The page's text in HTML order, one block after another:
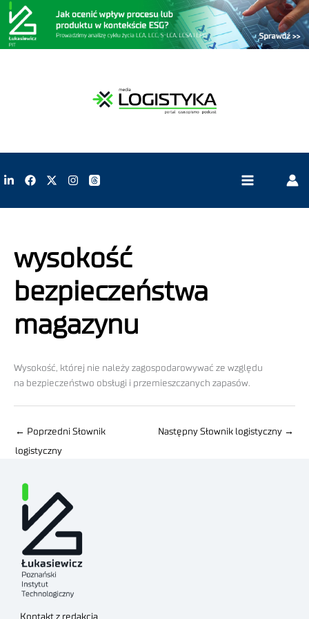
wysokość
bezpieczeństwa
magazynu
Wysokość, której nie należy zagospodarowywać ze względu
na bezpieczeństwo obsługi i przemieszczanych zapasów.
← Poprzedni Słownik
logistyczny
Następny Słownik logistyczny →
Kontakt z redakcją